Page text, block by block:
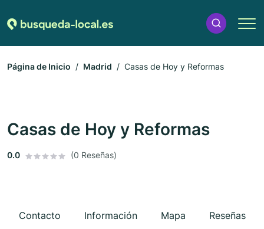
Página de Inicio Madrid Casas de Hoy y Reformas
Casas de Hoy y Reformas
0.0 (0 Reseñas)
Contacto Información Mapa Reseñas